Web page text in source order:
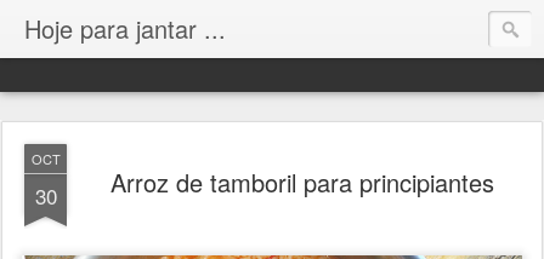
Hoje para jantar ...
OCT
30 Arroz de tamboril para principiantes